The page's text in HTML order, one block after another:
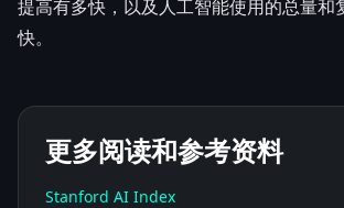
提高有多快，以及人工智能使用的总量和
快。
更多阅读和参考资料
Stanford AI Index